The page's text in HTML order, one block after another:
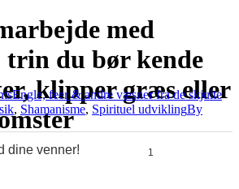
med
trin du bør kende
klipper græs eller
Engle, feer & andre væsner fra de skjulte
, Shamanisme, Spirituel udviklingBy
dine venner!
1